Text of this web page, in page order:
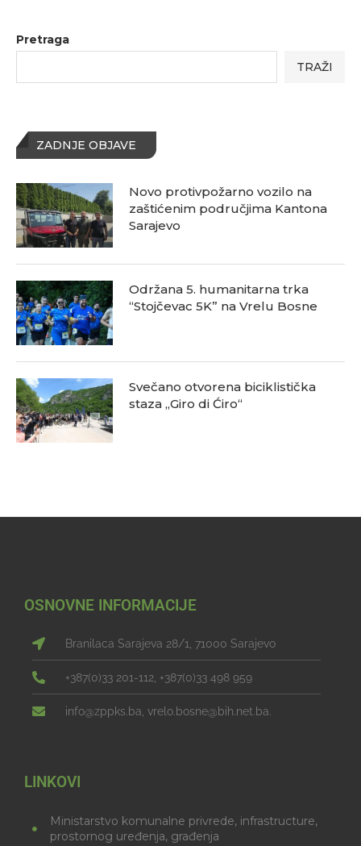
Pretraga
TRAŽI
ZADNJE OBJAVE
Novo protivpožarno vozilo na
zaštićenim područjima Kantona
Sarajevo
Održana 5. humanitarna trka
“Stojčevac 5K” na Vrelu Bosne
Svečano otvorena biciklistička
staza „Giro di Ćiro“
OSNOVNE INFORMACIJE
Branilaca Sarajeva 28/1, 71000 Sarajevo
+387(0)33 201-112, +387(0)33 498 959
info@zppks.ba, vrelo.bosne@bih.net.ba.
LINKOVI
Ministarstvo komunalne privrede, infrastructure,
prostornog uređenja, građenja